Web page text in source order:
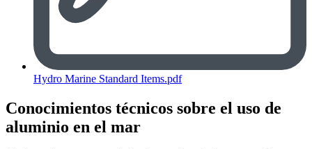
Hydro Marine Standard Items.pdf
Conocimientos técnicos sobre el uso de
aluminio en el mar